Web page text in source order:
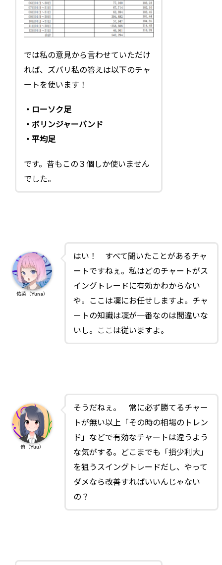
では私の意見から言わせていただけ
れば、ズバリ私の答えは以下のチャ
ートを使います！
・ローソク足
・ボリンジャーバンド
・平均足
です。昔もこの３個しか使いません
でした。
はい！ すべて聞いたことがあるチャ
ートですねぇ。私はどのチャートがス
イングトレードに有効かわからない
や。ここは凜にお任せしますよ。チャ
ートの知識は凜が一番なのは間違いな
いし。ここは従いますよ。
佑菜（Yuna）
そうだねぇ。 常に必ず勝てるチャー
トが無い以上「その時の相場のトレン
ド」などで有効なチャートは違うよう
な気がする。どこまでも「損少利大」
を狙うスイングトレードだし、やって
ダメなら改善すればいいんじゃない
の？
侑（Yuu）